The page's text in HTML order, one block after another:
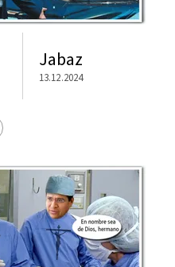
Jabaz
13.12.2024